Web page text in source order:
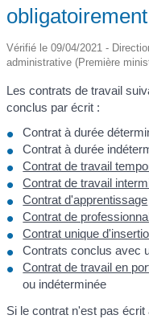
Vérifié le 09/04/2021 -
administrative (Première
Les contrats de travail
conclus par écrit :
Contrat à durée
Contrat à durée
Contrat de travail
Contrat de travail
Contrat d'apprentissage
Contrat de
Contrat unique
Contrats conclus avec
Contrat de travail en
ou indéterminée
Si le contrat n'est pas